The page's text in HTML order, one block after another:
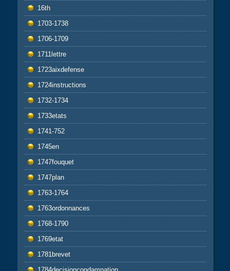
16th
1703-1738
1706-1709
1711lettre
1723aixdefense
1724instructions
1732-1734
1733etats
1741-752
1745en
1747fouquet
1747plan
1763-1764
1763ordonnances
1768-1790
1769etat
1781brevet
1784decisioncondamnation